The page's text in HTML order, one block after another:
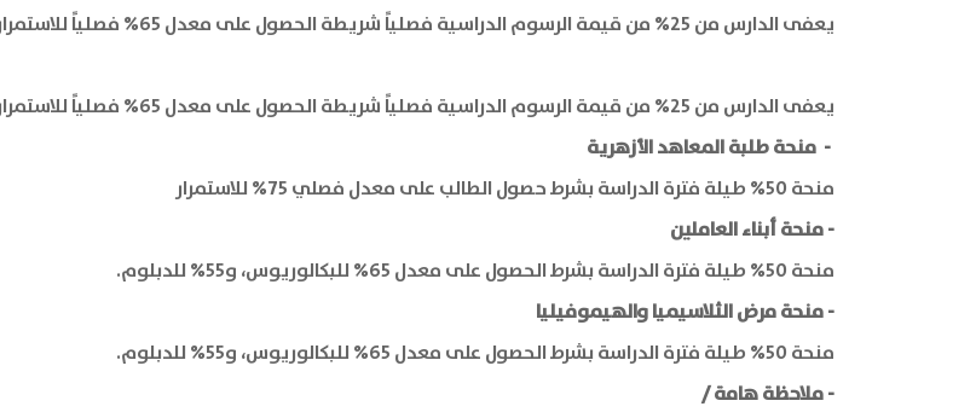
يعفى الدارس من 25% من قيمة الرسوم الدراسية فصلياً شريطة الحصول على معدل 65% فصلياً للاستمرار.
يعفى الدارس من 25% من قيمة الرسوم الدراسية فصلياً شريطة الحصول على معدل 65% فصلياً للاستمرار.
- منحة طلبة المعاهد الأزهرية
منحة 50% طيلة فترة الدراسة بشرط حصول الطالب على معدل فصلي 75% للاستمرار
- منحة أبناء العاملين
منحة 50% طيلة فترة الدراسة بشرط الحصول على معدل 65% للبكالوريوس، و55% للدبلوم.
- منحة مرض الثلاسيميا والهيموفيليا
منحة 50% طيلة فترة الدراسة بشرط الحصول على معدل 65% للبكالوريوس، و55% للدبلوم.
- ملاحظة هامة /